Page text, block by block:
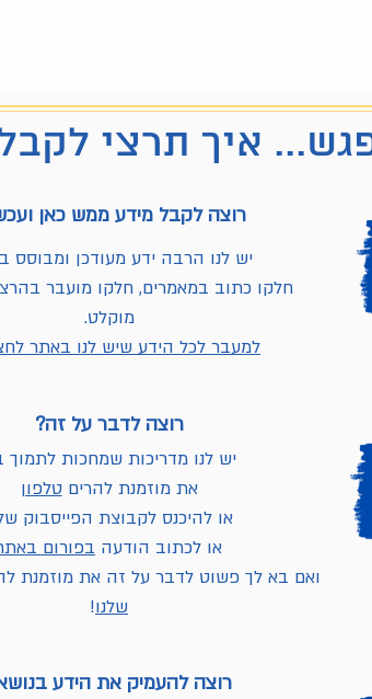
איך תרצי
רוצה לקבל מידע ממש כאן
יש לנו הרבה ידע מעודכן ומבוסס
חלקו כתוב במאמרים, חלקו מועבר
מוקלט.
למעבר לכל הידע שיש לנו באתר
רוצה לדבר על זה?
יש לנו מדריכות שמחכות לתמוך
את מוזמנת להריםטלפון
או להיכנס לקבוצת הפייסבוק
או לכתוב הודעה בפורום
ואם בא לך פשוט לדבר על זה את מוזמנת
שלנו!
רוצה להעמיק את הידע